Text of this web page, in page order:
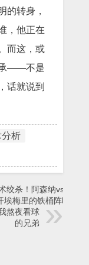
的转身，
，他正在
而这，或
承——不是
话就说到
析
绞杀！阿森纳vs维
梅里的铁桶阵吗？
熬夜看球
的兄弟